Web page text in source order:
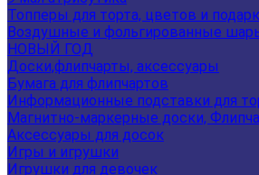
Топперы для торта, цветов и
Воздушные и фольгированные
НОВЫЙ ГОД
Доски,флипчарты, аксессуары
Бумага для флипчартов
Информационные подставки для
Магнитно-маркерные доски,
Аксессуары для досок
Игры и игрушки
Игрушки для девочек